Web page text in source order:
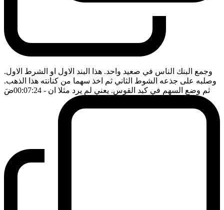
وجمع البنك الناس في صعيد واحد. هذا البند الاول او الشرط الاول.
وصلبه على جذعه الشوط الثاني ثم اخذ سهما من كنانته هذا الذهب.
ثم وضع السهم في كبد القوس. يعني لم يرد مثلا ان - 00:07:24 ضَ